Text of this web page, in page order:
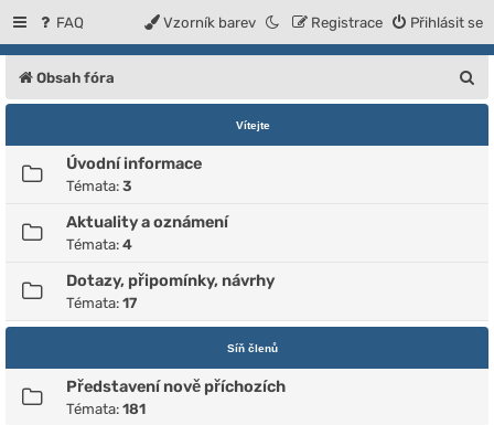
FAQ Přihlásit se
Registrace
Vzorník barev
Obsah fóra
l
Vítejte
Úvodní informace
Témata: 3
Aktuality a oznámení
Témata: 4
Dotazy, připomínky, návrhy
Témata: 17
Síň členů
Představení nově příchozích
Témata: 181